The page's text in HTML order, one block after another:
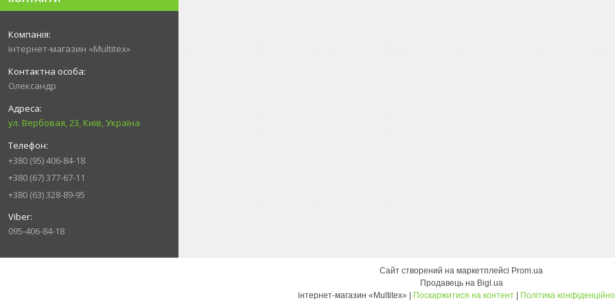
інтернет-магазин «Multitex»
Олександр
ул. Вербовая, 23, Київ, Україна
+380 (95) 406-84-18
+380 (67) 377-67-11
+380 (63) 328-89-95
095-406-84-18
Сайт створений на маркетплейсі Prom.ua
Продавець на Bigl.ua
Поскаржитися на контент Політика